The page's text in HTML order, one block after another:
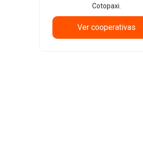
Cotopaxi.
Ver cooperativas